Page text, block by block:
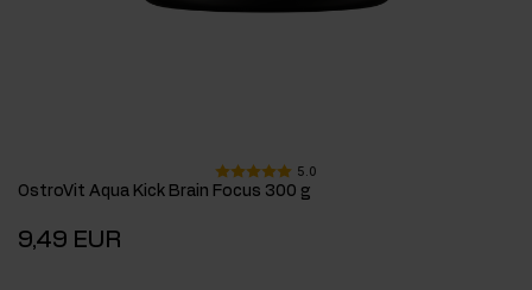
5.0
OstroVit Aqua Kick Brain Focus 300 g
9,49 EUR